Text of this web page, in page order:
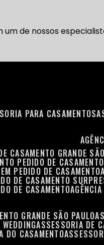
de nossos
PARA CASAMENTOS
CASAMENTO GRANDE
PEDIDO DE CASAMENTO
PEDIDO DE CASAMENTO
DE CASAMENTO
DE CASAMENTO
GRANDE SÃO PAULO
ASSESSORIA DE
DO CASAMENTO